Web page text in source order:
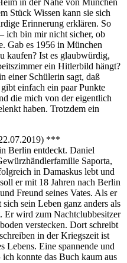
in der Nähe von München
Stück Wissen kann sie sich
Erinnerung erklären. So
ich bin mir nicht sicher, ob
Gab es 1956 in München
kaufen? Ist es glaubwürdig,
ein Hitlerbild hängt?
einer Schülerin sagt, daß
einfach ein paar Punkte
die mich von der eigentlich
haben. Trotzdem ein
***
Berlin entdeckt. Daniel
Saporta,
in Damaskus lebt und
er mit 18 Jahren nach Berlin
Freund seines Vates. Als er
sein Leben ganz anders als
Er wird zum Nachtclubbesitzer
verstecken. Dort schreibt
in der Kriegszeit ist
Lebens. Eine spannende und
konnte das Buch kaum aus